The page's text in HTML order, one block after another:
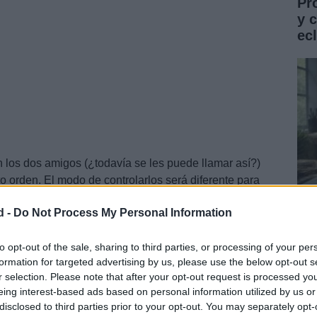
- Do Not Process My Personal Information
opt-out of the sale, sharing to third parties, or processing of your
for targeted advertising by us, please use the below opt-out
selection. Please note that after your opt-out request is processed
interest-based ads based on personal information utilized by us
to third parties prior to your opt-out. You may separately
los dos amigos (¿todavía se les puede llamar así?)
orden. El modo de controlarlos será diferente para
están centrados en que las acciones sean sencillas
hablado es de ponerles ropas nuevas a los
decidido y que vendría motivado por el hecho de
que se trata de un remake.
y